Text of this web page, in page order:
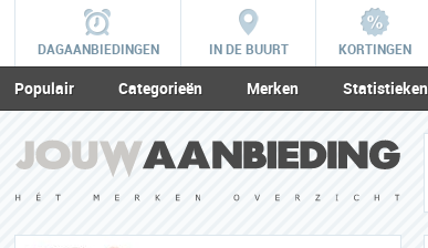
DAGAANBIEDINGEN IN DE BUURT KORTINGEN
Populair Categorieën Merken Statistieken